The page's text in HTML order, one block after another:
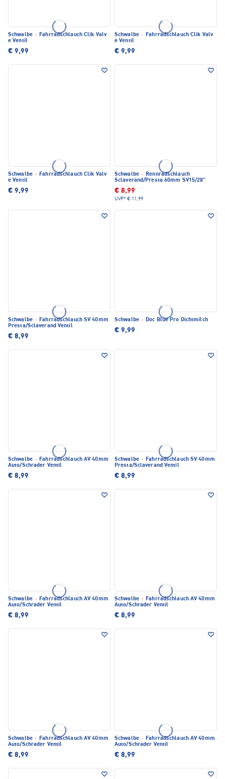
Schwalbe · Fahrradschlauch Clik Valv
e Ventil
€ 9,99
Schwalbe · Fahrradschlauch Clik Valv
e Ventil
€ 9,99
Schwalbe · Fahrradschlauch Clik Valv
e Ventil
€ 9,99
Schwalbe · Rennradschlauch
Sclaverand/Presta 60mm SV15/28"
€ 8,99
UVP* € 11,99
Schwalbe · Fahrradschlauch SV 40mm
Presta/Sclaverand Ventil
€ 8,99
Schwalbe · Doc Blue Pro Dichtmilch
€ 9,99
Schwalbe · Fahrradschlauch AV 40mm
Auto/Schrader Ventil
€ 8,99
Schwalbe · Fahrradschlauch SV 40mm
Presta/Sclaverand Ventil
€ 8,99
Schwalbe · Fahrradschlauch AV 40mm
Auto/Schrader Ventil
€ 8,99
Schwalbe · Fahrradschlauch AV 40mm
Auto/Schrader Ventil
€ 8,99
Schwalbe · Fahrradschlauch AV 40mm
Auto/Schrader Ventil
€ 8,99
Schwalbe · Fahrradschlauch AV 40mm
Auto/Schrader Ventil
€ 8,99